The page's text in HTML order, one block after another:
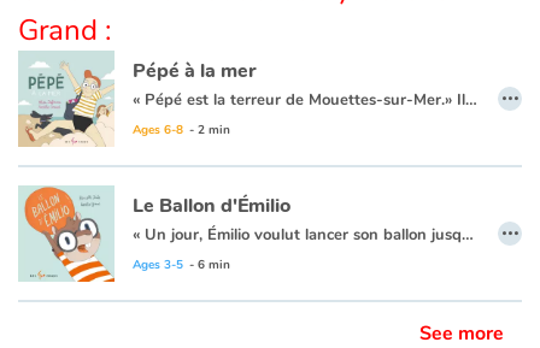
Grand :
Pépé à la mer
« Pépé est la terreur de Mouettes-sur-Mer.» Il trouve son bonheur dans l’art de déranger les autres, il les dérange tous. Les lecteurs, les baigneurs, les architectes de châteaux de sable, les joueurs de volleyball… qu’ils soient des enfants ou des adultes, peu importe, personne n’est à l’abri de Pépé. Un jour, une fillette l’observe et décide de l’affronter pour lui demander pourquoi il agit ainsi. Est-ce que la réponse sera satisfaisante ? Est-ce que Mouettes-sur-Mer retrouvera le calme d’autrefois ? Tant de questions, pour un si petit album…
Ages 6-8 - 2 min
…
Le Ballon d'Émilio
« Un jour, Émilio voulut lancer son ballon jusqu’au ciel. Il le lança si fort que le ballon vola par-dessus la clôture et tomba… dans le jardin du voisin. »
Ages 3-5 - 6 min
…
See more